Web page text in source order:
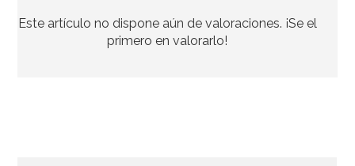
4,50€
Este artículo no dispone aún de valoraciones. ¡Se el
primero en valorarlo!